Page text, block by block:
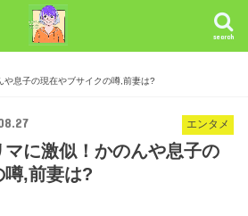
search
息子の現在やブサイクの噂,前妻は?
エンタメ
に激似！かのんや息子の
噂,前妻は?